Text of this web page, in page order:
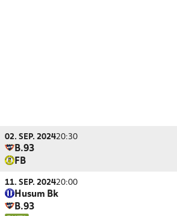
02. SEP. 202420:30
B.93
FB
11. SEP. 202420:00
Husum Bk
B.93